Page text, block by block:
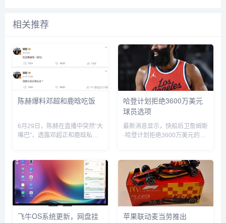
相关推荐
陈赫爆料邓超和鹿晗吃饭
6月29日，陈赫在直播中突然“大
嘴巴”，透露邓超正和鹿晗私下
自己也去吃饭了”。没想到，当
天邓超就在微博发文回应：“反
正就是在一起呗”，配文简短却...
哈登计划拒绝3600万美元
球员选项
最新消息显示，快船后卫詹姆斯
·哈登计划拒绝3600万美元的球
飞牛OS系统更新，网盘挂
苹果联动麦当劳推出